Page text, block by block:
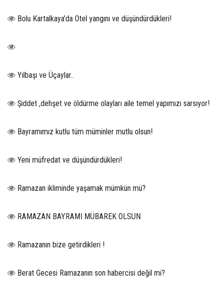
Bolu Kartalkaya’da Otel yangını ve düşündürdükleri!
Yılbaşı ve Üçaylar..
Şiddet ,dehşet ve öldürme olayları aile temel yapımızı sarsıyor!
Bayramımız kutlu tüm müminler mutlu olsun!
Yeni müfredat ve düşündürdükleri!
Ramazan ikliminde yaşamak mümkün mü?
RAMAZAN BAYRAMI MÜBAREK OLSUN
Ramazanın bize getirdikleri !
Berat Gecesi Ramazanın son habercisi değil mi?